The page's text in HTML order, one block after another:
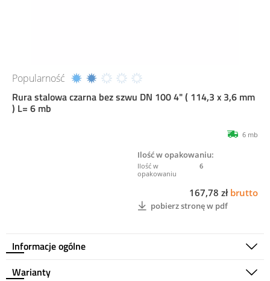
Popularność
Rura stalowa czarna bez szwu DN 100 4" ( 114,3 x 3,6 mm
) L= 6 mb
Informacje ogólne
6 mb
Ilość w opakowaniu:
6
167,78 zł brutto
pobierz stronę w pdf
Warianty